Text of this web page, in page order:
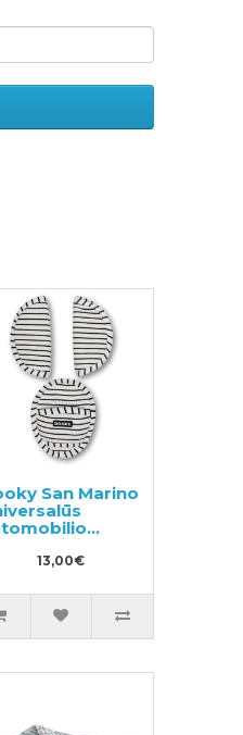
San Marino
diržų
13,00€